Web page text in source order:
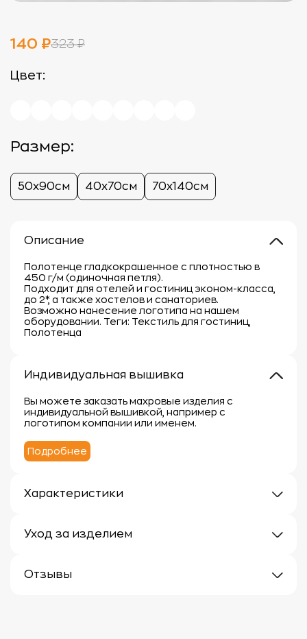
140 ₽323 ₽
Цвет:
Размер:
50х90см 40х70см 70х140см
Описание
Полотенце гладкокрашенное с плотностью в
450 г/м (одиночная петля).
Подходит для отелей и гостиниц эконом-класса,
до 2*, а также хостелов и санаториев.
Возможно нанесение логотипа на нашем
оборудовании. Теги: Текстиль для гостиниц,
Полотенца
Индивидуальная вышивка
Вы можете заказать махровые изделия с
индивидуальной вышивкой, например с
логотипом компании или именем.
Подробнее
Характеристики
Материал: 100% хлопок
Уход за изделием
чтобы сохранить их мягкость, впитывающие
Отзывы